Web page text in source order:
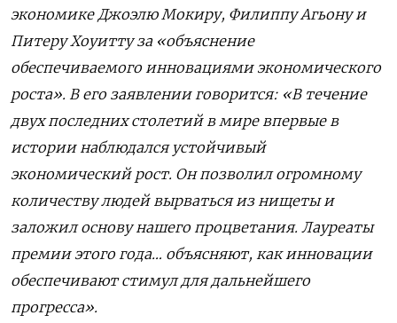
экономике Джоэлю Мокиру, Филиппу Агьону и
Питеру Хоуитту за «объяснение
обеспечиваемого инновациями экономического
роста». В его заявлении говорится: «В течение
двух последних столетий в мире впервые в
истории наблюдался устойчивый
экономический рост. Он позволил огромному
количеству людей вырваться из нищеты и
заложил основу нашего процветания. Лауреаты
премии этого года… объясняют, как инновации
обеспечивают стимул для дальнейшего
прогресса».